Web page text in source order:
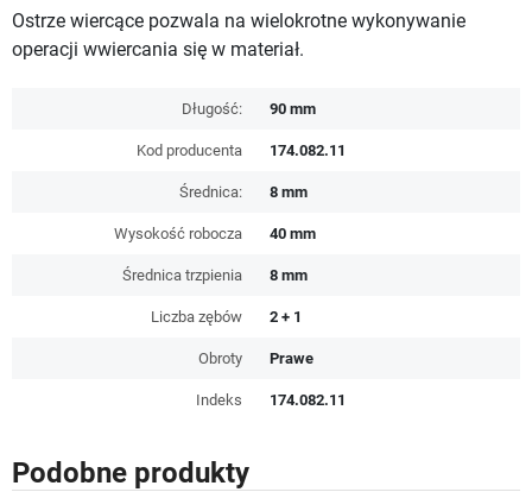
Ostrze wiercące pozwala na wielokrotne wykonywanie
operacji wwiercania się w materiał.
Długość: 90 mm
Kod producenta 174.082.11
Średnica: 8 mm
Wysokość robocza 40 mm
Średnica trzpienia 8 mm
Liczba zębów 2 + 1
Obroty Prawe
Indeks 174.082.11
Podobne produkty